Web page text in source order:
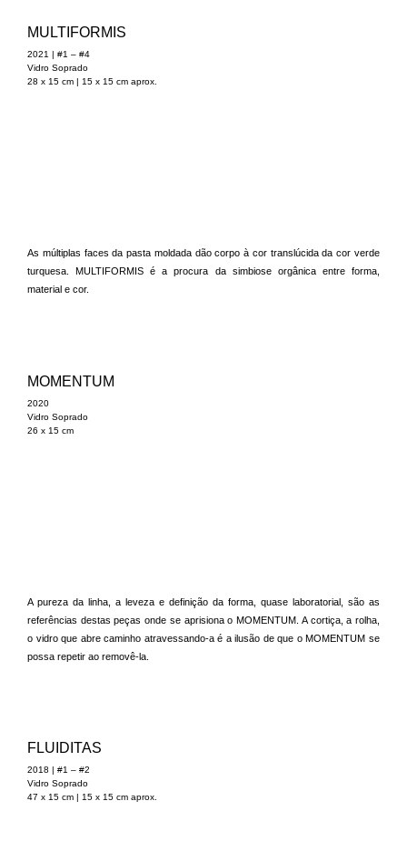
MULTIFORMIS
2021 | #1 – #4
Vidro Soprado
28 x 15 cm | 15 x 15 cm aprox.
As múltiplas faces da pasta moldada dão corpo à cor translúcida da cor verde
turquesa. MULTIFORMIS é a procura da simbiose orgânica entre forma,
material e cor.
MOMENTUM
2020
Vidro Soprado
26 x 15 cm
A pureza da linha, a leveza e definição da forma, quase laboratorial, são as
referências destas peças onde se aprisiona o MOMENTUM. A cortiça, a rolha,
o vidro que abre caminho atravessando-a é a ilusão de que o MOMENTUM se
possa repetir ao removê-la.
FLUIDITAS
2018 | #1 – #2
Vidro Soprado
47 x 15 cm | 15 x 15 cm aprox.